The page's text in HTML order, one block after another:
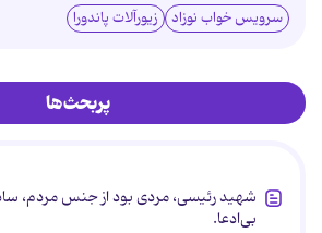
سرویس خواب نوزاد زیورآلات پاندورا
پربحث‌ها
شهید رئیسی، مردی بود از جنس مردم،
بی‌ادعا.